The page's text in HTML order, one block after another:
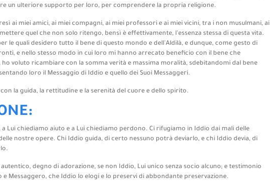
un ulteriore supporto per loro, per comprendere la propria religione.
ai miei amici, ai miei compagni, ai miei professori e ai miei vicini, tra i non musulmani, ai
quel che non solo ritengo, bensì è effettivamente, l'essenza stessa di questa vita.
le quali desidero tutto il bene di questo mondo e dell'Aldilà, e dunque, come gesto di
e nello stesso modo in cui loro mi hanno arrecato beneficio con il bene che
ho voluto ricambiare con la somma verità e massima moralità, sdebitandomi dal bene
loro il Messaggio di Iddio e quello dei Suoi Messaggeri.
la guida, la rettitudine e la serenità del cuore e dello spirito.
a Lui chiediamo aiuto e a Lui chiediamo perdono. Ci rifugiamo in Iddio dai mali delle
nostre opere. Chi Iddio guida, di certo nessuno potrà deviarlo, e chi Iddio devia, di
degno di adorazione, se non Iddio, Lui unico senza socio alcuno; e testimonio
e Messaggero, che Iddio lo elogi e lo preservi di abbondante preservazione.